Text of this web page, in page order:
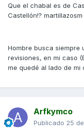
Que el chabal es de
Castellón!? martillazosm
Hombre busca siempre
revisiones, en mi caso
me quedé al lado de mi
Arfkymco
Publicado 25